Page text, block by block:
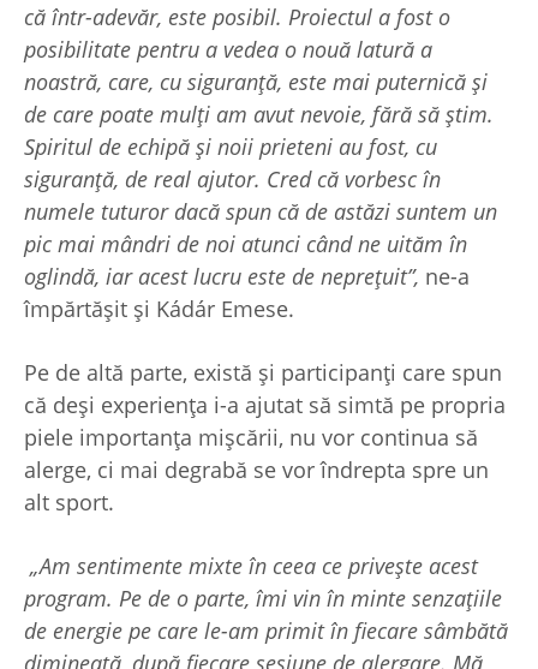
că într-adevăr, este posibil. Proiectul a fost o
posibilitate pentru a vedea o nouă latură a
noastră, care, cu siguranță, este mai puternică și
de care poate mulți am avut nevoie, fără să știm.
Spiritul de echipă și noii prieteni au fost, cu
siguranță, de real ajutor. Cred că vorbesc în
numele tuturor dacă spun că de astăzi suntem un
pic mai mândri de noi atunci când ne uităm în
oglindă, iar acest lucru este de neprețuit”, ne-a
împărtășit și Kádár Emese.
Pe de altă parte, există și participanți care spun
că deși experiența i-a ajutat să simtă pe propria
piele importanța mișcării, nu vor continua să
alerge, ci mai degrabă se vor îndrepta spre un
alt sport.
„Am sentimente mixte în ceea ce privește acest
program. Pe de o parte, îmi vin în minte senzațiile
de energie pe care le-am primit în fiecare sâmbătă
dimineață, după fiecare sesiune de alergare. Mă